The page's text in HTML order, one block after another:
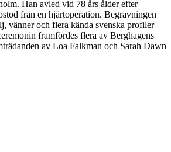
Han avled vid 78 års ålder efter
från en hjärtoperation. Begravningen
vänner och flera kända svenska profiler
framfördes flera av Berghagens
av Loa Falkman och Sarah Dawn